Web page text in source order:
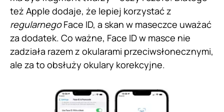
też Apple dodaje, że lepiej korzystać z
regularnegoFace ID, a skan w maseczce uważać
za dodatek. Co ważne, Face ID w masce nie
zadziała razem z okularami przeciwsłonecznymi,
ale za to obsłuży okulary korekcyjne.